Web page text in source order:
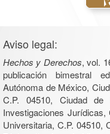
Aviso legal:
Hechos y Derechos, vol.
publicación bimestral
Autónoma de México,
C.P. 04510, Ciudad
Investigaciones
Universitaria, C.P. 04510,